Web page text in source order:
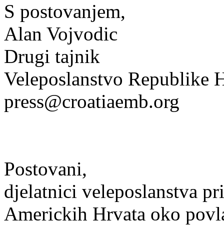
S postovanjem,
Alan Vojvodic
Drugi tajnik
Veleposlanstvo Republike
press@croatiaemb.org
Postovani,
djelatnici veleposlanstva
Americkih Hrvata oko